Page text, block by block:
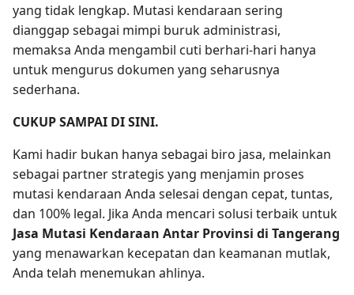
yang tidak lengkap. Mutasi kendaraan sering
dianggap sebagai mimpi buruk administrasi,
memaksa Anda mengambil cuti berhari-hari hanya
untuk mengurus dokumen yang seharusnya
sederhana.
CUKUP SAMPAI DI SINI.
Kami hadir bukan hanya sebagai biro jasa, melainkan
sebagai partner strategis yang menjamin proses
mutasi kendaraan Anda selesai dengan cepat, tuntas,
dan 100% legal. Jika Anda mencari solusi terbaik untuk
Jasa Mutasi Kendaraan Antar Provinsi di Tangerang
yang menawarkan kecepatan dan keamanan mutlak,
Anda telah menemukan ahlinya.